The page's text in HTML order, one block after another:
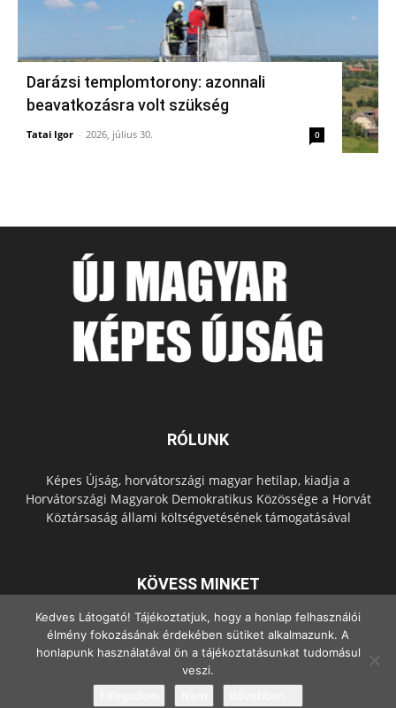
Darázsi templomtorony: azonnali
beavatkozásra volt szükség
Tatai Igor - 2026, július 30. 0
RÓLUNK
Képes Újság, horvátországi magyar hetilap, kiadja a
Horvátországi Magyarok Demokratikus Közössége a Horvát
Köztársaság állami költségvetésének támogatásával
KÖVESS MINKET
© Copyright - 2022 Minden jog fenntartva.
Kedves Látogató! Tájékoztatjuk, hogy a honlap felhasználói
élmény fokozásának érdekében sütiket alkalmazunk. A
honlapunk használatával ön a tájékoztatásunkat tudomásul
veszi.